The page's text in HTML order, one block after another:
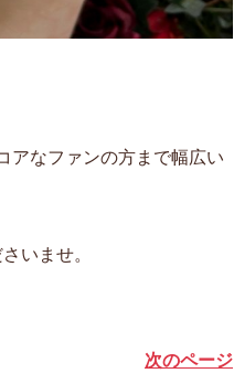
アなファンの方まで幅広い
いませ。
次のページ